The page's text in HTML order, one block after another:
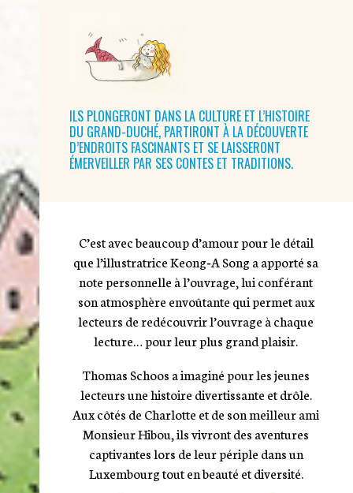
ILS PLONGERONT DANS LA CULTURE ET L’HISTOIRE
DU GRAND-DUCHÉ, PARTIRONT À LA DÉCOUVERTE
D’ENDROITS FASCINANTS ET SE LAISSERONT
ÉMERVEILLER PAR SES CONTES ET TRADITIONS.
C’est avec beaucoup d’amour pour le détail
que l’illustratrice Keong‑A Song a apporté sa
note personnelle à l’ouvrage, lui conférant
son atmosphère envoûtante qui permet aux
lecteurs de redécouvrir l’ouvrage à chaque
lecture… pour leur plus grand plaisir.
Thomas Schoos a imaginé pour les jeunes
lecteurs une histoire divertissante et drôle.
Aux côtés de Charlotte et de son meilleur ami
Monsieur Hibou, ils vivront des aventures
captivantes lors de leur périple dans un
Luxembourg tout en beauté et diversité.